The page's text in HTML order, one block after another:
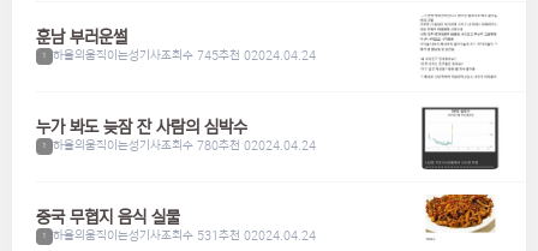
훈남 부러운썰
1 하울의움직이는성기사조회수 745추천 02024.04.24
누가 봐도 늦잠 잔 사람의 심박수
1 하울의움직이는성기사조회수 780추천 02024.04.24
중국 무협지 음식 실물
1 하울의움직이는성기사조회수 531추천 02024.04.24